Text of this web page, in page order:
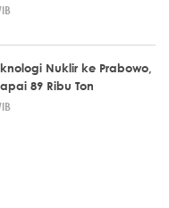
Nuklir ke Prabowo,
89 Ribu Ton